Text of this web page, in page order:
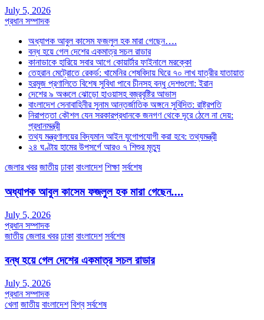
July 5, 2026
প্রধান সম্পাদক
অধ্যাপক আবুল কাসেম ফজলুল হক মারা গেছেন….
বন্ধ হয়ে গেল দেশের একমাত্র সচল রাডার
কানাডাকে হারিয়ে সবার আগে কোয়ার্টার ফাইনালে মরক্কো
তেহরান মেট্রোতে রেকর্ড: খামেনির শেষবিদায় ঘিরে ৭০ লাখ যাত্রীর যাতায়াত
হরমুজ প্রণালিতে বিশেষ সুবিধা পাবে চীনসহ বন্ধু দেশগুলো: ইরান
দেশের ৯ অঞ্চলে ঝোড়ো হাওয়াসহ বজ্রবৃষ্টির আভাস
বাংলাদেশ সেনাবাহিনীর সুনাম আন্তর্জাতিক অঙ্গনে সুবিদিত: রাষ্ট্রপতি
নিরাপত্তা কৌশল যেন সরকারপ্রধানকে জনগণ থেকে দূরে ঠেলে না দেয়:
প্রধানমন্ত্রী
তথ্য মন্ত্রণালয়ের বিদ্যমান আইন যুগোপযোগী করা হবে: তথ্যমন্ত্রী
২৪ ঘণ্টায় হামের উপসর্গে আরও ৭ শিশুর মৃত্যু
জেলার খবর জাতীয় ঢাকা বাংলাদেশ শিক্ষা সর্বশেষ
অধ্যাপক আবুল কাসেম ফজলুল হক মারা গেছেন….
July 5, 2026
প্রধান সম্পাদক
জাতীয় জেলার খবর ঢাকা বাংলাদেশ সর্বশেষ
বন্ধ হয়ে গেল দেশের একমাত্র সচল রাডার
July 5, 2026
প্রধান সম্পাদক
খেলা জাতীয় বাংলাদেশ বিশ্ব সর্বশেষ